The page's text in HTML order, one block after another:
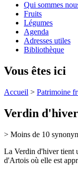
Qui sommes
Fruits
Légumes
Agenda
Adresses utiles
Bibliothèque
Vous êtes ici
Accueil > Patrimoine
Verdin d'hiver
> Moins de 10
La Verdin d'hiver tient
d'Artois où elle est